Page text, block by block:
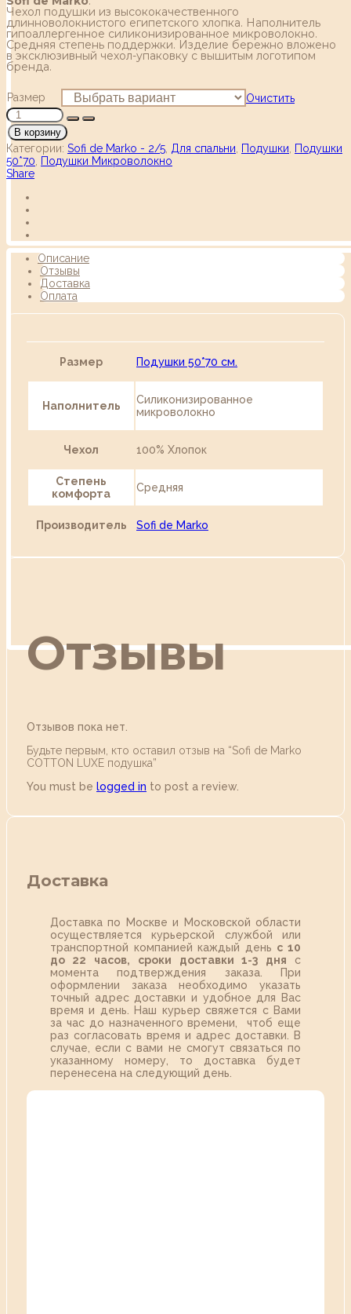
Чехол подушки из высококачественного
длинноволокнистого египетского хлопка. Наполнитель
гипоаллергенное силиконизированное микроволокно.
Cредняя степень поддержки. Изделие бережно вложено
в эксклюзивный чехол-упаковку с вышитым логотипом
бренда.
Размер Очистить
В корзину
Категории: Sofi de Marko - 2/5 Для спальни Подушки
Подушки
50*70
Подушки Микроволокно
Share
Описание
Отзывы
Доставка
Оплата
Размер Подушки 50*70 см.
Наполнитель
Силиконизированное
микроволокно
Чехол 100% Хлопок
Степень
комфорта
Средняя
Производитель Sofi de Marko
Отзывы
Отзывов пока нет.
Будьте первым, кто оставил отзыв на “Sofi de Marko
COTTON LUXE подушка”
You must be logged in to post a review.
Доставка
Доставка по Москве и Московской области
осуществляется курьерской службой или
транспортной компанией каждый день с 10
до 22 часов,
сроки доставки 1-3 дня с
момента подтверждения заказа. При
оформлении заказа необходимо указать
точный адрес доставки и удобное для Вас
время и день. Наш курьер свяжется с Вами
за час до назначенного времени, чтоб еще
раз согласовать время и адрес доставки. В
случае, если с вами не смогут связаться по
указанному номеру, то доставка будет
перенесена на следующий день.